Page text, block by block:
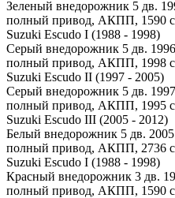
Зеленый внедорожник 5 дв.
полный привод, АКПП, 1590
Suzuki Escudo I (1988 - 1998)
Серый внедорожник 5 дв.
полный привод, АКПП, 1998
Suzuki Escudo II (1997 - 2005)
Серый внедорожник 5 дв.
полный привод, АКПП, 1995
Suzuki Escudo III (2005 - 2012)
Белый внедорожник 5 дв. 2005
полный привод, АКПП, 2736
Suzuki Escudo I (1988 - 1998)
Красный внедорожник 3 дв.
полный привод, АКПП, 1590